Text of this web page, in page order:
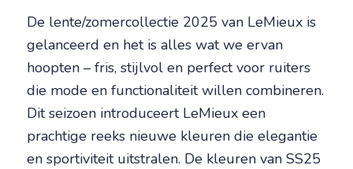
De lente/zomercollectie 2025 van LeMieux is
gelanceerd en het is alles wat we ervan
hoopten – fris, stijlvol en perfect voor ruiters
die mode en functionaliteit willen combineren.
Dit seizoen introduceert LeMieux een
prachtige reeks nieuwe kleuren die elegantie
en sportiviteit uitstralen. De kleuren van SS25